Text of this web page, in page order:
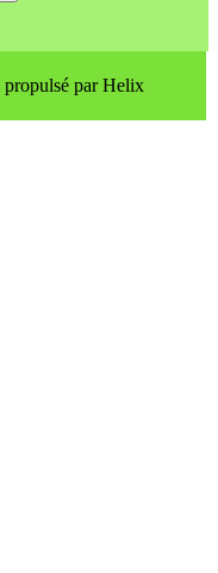
par Helix